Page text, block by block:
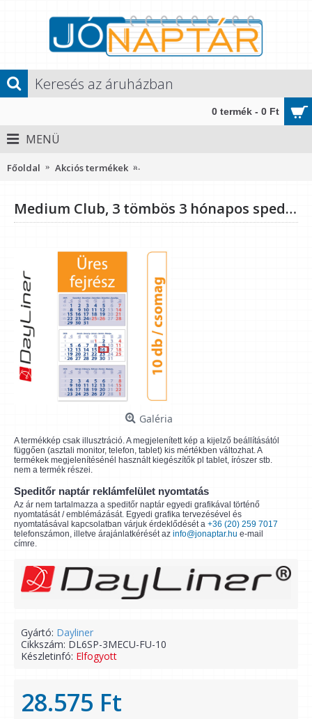
0 termék - 0 Ft
MENÜ
Főoldal Akciós termékek
Medium Club, 3 tömbös 3 hónapos speditőr naptár - Üres, nyomtatható fejrésszel, 10db/csomag
Galéria
A termékkép csak illusztráció. A megjelenített kép a kijelző beállításától
függően (asztali monitor, telefon, tablet) kis mértékben változhat. A
termékek megjelenítésénél használt kiegészítők pl tablet, írószer stb.
nem a termék részei.
Speditőr naptár reklámfelület nyomtatás
Az ár nem tartalmazza a speditőr naptár egyedi grafikával történő
nyomtatását / emblémázását. Egyedi grafika tervezésével és
nyomtatásával kapcsolatban várjuk érdeklődését a +36 (20) 259 7017
telefonszámon, illetve árajánlatkérését az info@jonaptar.hu e-mail
címre.
Gyártó: Dayliner
Cikkszám: DL6SP-3MECU-FU-10
Készletinfó: Elfogyott
28.575 Ft